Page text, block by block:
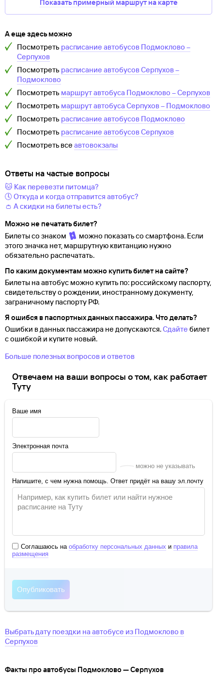
Показать примерный маршрут на карте
А еще здесь можно
Посмотреть расписание автобусов Подмоклово –
Серпухов
Посмотреть расписание автобусовСерпухов–
Подмоклово
Посмотреть маршрут автобуса Подмоклово –Серпухов
Посмотреть маршрут автобуса Серпухов– Подмоклово
Посмотреть расписание автобусов Подмоклово
Посмотреть расписание автобусовСерпухов
Посмотреть все автовокзалы
Ответы на частые вопросы
🐱 Как перевезти питомца?
🕔 Откуда и когда отправится автобус?
👛 А скидки на билеты есть?
Можно не печатать билет?
Билеты со знаком
можно показать со смартфона. Если
этого значка нет, маршрутную квитанцию нужно
обязательно распечатать.
По каким документам можно купить билет на сайте?
Билеты на автобус можно купить по: российскому паспорту,
свидетельству о рождении, иностранному документу,
заграничному паспорту РФ.
Я ошибся в паспортных данных пассажира. Что делать?
Ошибки в данных пассажира не допускаются.Сдайте билет
с ошибкой и купите новый.
Больше полезных вопросов и ответов
Отвечаем на ваши вопросы о том, как работает
Туту
Ваше имя
Электронная почта
можно не указывать
Напишите, с чем нужна помощь. Ответ придёт на вашу эл.почту
Соглашаюсь на обработку персональных данных и правила
размещения
Выбрать дату поездки на автобусе из Подмоклово в
Серпухов
Факты про автобусы Подмоклово — Серпухов